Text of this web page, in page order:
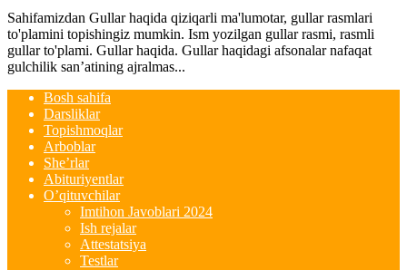
Sahifamizdan Gullar haqida qiziqarli ma'lumotar, gullar rasmlari
to'plamini topishingiz mumkin. Ism yozilgan gullar rasmi, rasmli
gullar to'plami. Gullar haqida. Gullar haqidagi afsonalar nafaqat
gulchilik san’atining ajralmas...
Bosh sahifa
Darsliklar
Topishmoqlar
Arboblar
She’rlar
Abituriyentlar
O’qituvchilar
Imtihon Javoblari 2024
Ish rejalar
Attestatsiya
Testlar